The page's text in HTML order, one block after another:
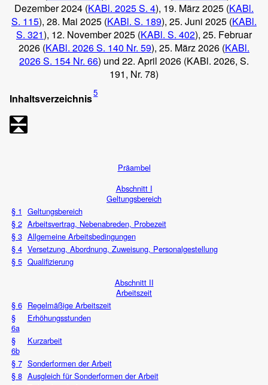
Dezember 2024 (KABl. 2025 S. 4), 19. März 2025 (KABl.
S. 115), 28. Mai 2025 (KABl. S. 189), 25. Juni 2025 (KABl.
S. 321), 12. November 2025 (KABl. S. 402), 25. Februar
2026 (KABl. 2026 S. 140 Nr. 59), 25. März 2026 (KABl.
2026 S. 154 Nr. 66) und 22. April 2026 (KABl. 2026, S.
191, Nr. 78)
Inhaltsverzeichnis5
Präambel
Abschnitt I
Geltungsbereich
§ 1 Geltungsbereich
§ 2 Arbeitsvertrag, Nebenabreden, Probezeit
§ 3 Allgemeine Arbeitsbedingungen
§ 4 Versetzung, Abordnung, Zuweisung, Personalgestellung
§ 5 Qualifizierung
Abschnitt II
Arbeitszeit
§ 6 Regelmäßige Arbeitszeit
§
6a
Erhöhungsstunden
§
6b
Kurzarbeit
§ 7 Sonderformen der Arbeit
§ 8 Ausgleich für Sonderformen der Arbeit